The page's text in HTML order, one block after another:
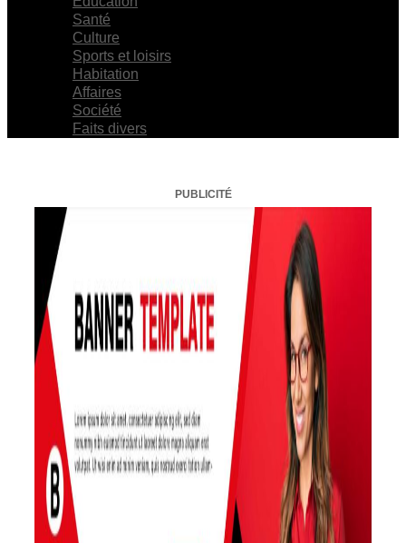
Santé
Culture
Sports et loisirs
Habitation
Affaires
Société
Faits divers
PUBLICITÉ